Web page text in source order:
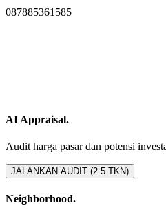
087885361585
AI Appraisal.
Audit harga pasar dan potensi
JALANKAN AUDIT (2.5 TKN)
Neighborhood.